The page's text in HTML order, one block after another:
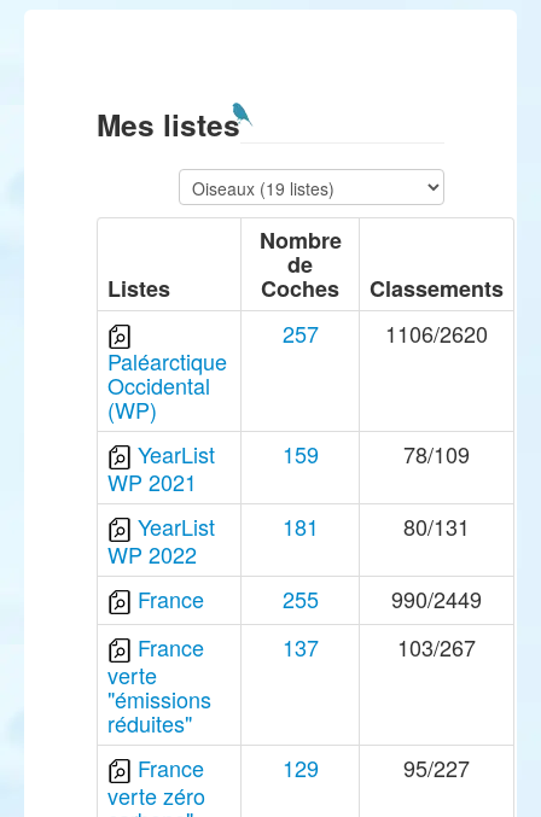
Mes listes
Listes
Nombre
de
Coches Classements
Paléarctique
Occidental
(WP)
257 1106/2620
YearList
WP 2021
159 78/109
YearList
WP 2022
181 80/131
France 255
990/2449
France
verte
"émissions
réduites"
137 103/267
France
verte zéro
129 95/227